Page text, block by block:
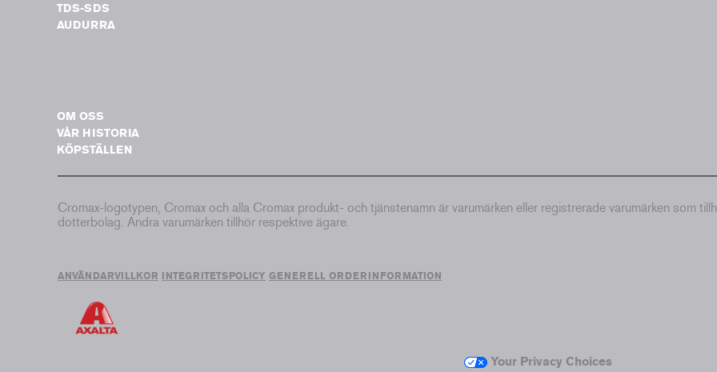
TDS-SDS
AUDURRA
OM OSS
VÅR HISTORIA
KÖPSTÄLLEN
Cromax-logotypen, Cromax och alla Cromax produkt- och tjänstenamn är varumärken eller registrerade varumärken som
dotterbolag. Andra varumärken tillhör respektive ägare.
ANVÄNDARVILLKOR INTEGRITETSPOLICY GENERELL ORDERINFORMATION
Your Privacy Choices